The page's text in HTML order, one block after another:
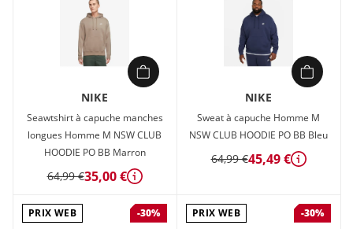
incontournable qui vous confère un style classique. Confort
et douceur Le tissu Fleece brossé est doux et soyeux au
toucher. Protection ajustable La capuche avec cordon de
serrage permet d'ajuster la protection.
NIKE
Seawtshirt à capuche manches
longues Homme M NSW CLUB
HOODIE PO BB Marron
64,99 €35,00 € Détails
NIKE
Sweat à capuche Homme M
NSW CLUB HOODIE PO BB Bleu
64,99 €45,49 € Détails
PRIX WEB -30% PRIX WEB -30%